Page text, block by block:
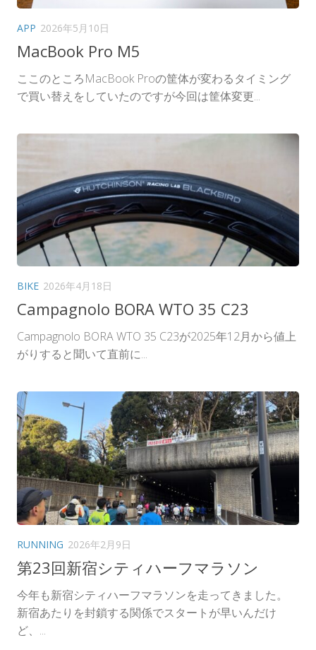
APP 2026年5月10日
MacBook Pro M5
ここのところMacBook Proの筐体が変わるタイミング
で買い替えをしていたのですが今回は筐体変更...
BIKE 2026年4月18日
Campagnolo BORA WTO 35 C23
Campagnolo BORA WTO 35 C23が2025年12月から値上
がりすると聞いて直前に...
RUNNING 2026年2月9日
第23回新宿シティハーフマラソン
今年も新宿シティハーフマラソンを走ってきました。
新宿あたりを封鎖する関係でスタートが早いんだけ
ど、...